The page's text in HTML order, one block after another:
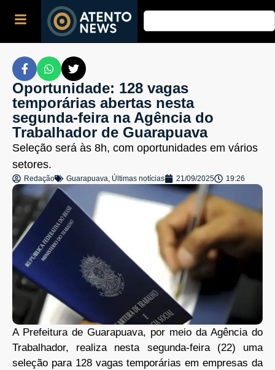
Oportunidade: 128 vagas
temporárias abertas nesta
segunda-feira na Agência do
Trabalhador de Guarapuava
Seleção será às 8h, com oportunidades em vários
setores.
Redação Guarapuava, Últimas notícias 21/09/2025 19:26
A Prefeitura de Guarapuava, por meio da Agência do
Trabalhador, realiza nesta segunda-feira (22) uma
seleção para 128 vagas temporárias em empresas da